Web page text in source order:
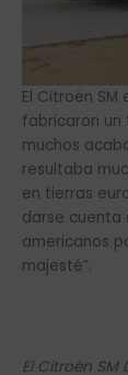
El Citroën
fabricaron un
muchos
resultaba
en tierras
darse cuenta
americanos
majesté”.
El Citroën